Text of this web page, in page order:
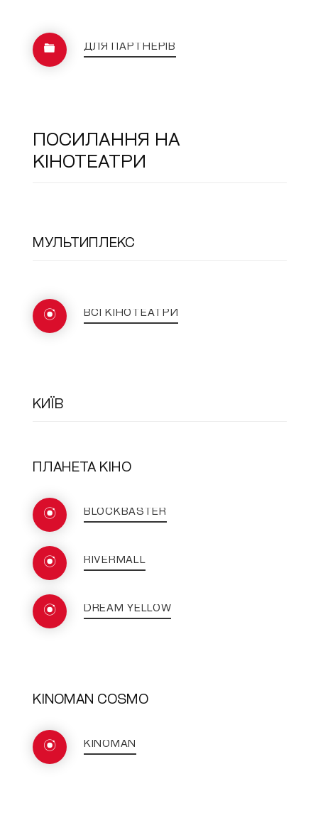
ДЛЯ ПАРТНЕРІВ
ПОСИЛАННЯ НА
КІНОТЕАТРИ
МУЛЬТИПЛЕКС
ВСІ КІНОТЕАТРИ
КИЇВ
ПЛАНЕТА КІНО
BLOCKBASTER
RIVERMALL
DREAM YELLOW
KINOMAN COSMO
KINOMAN